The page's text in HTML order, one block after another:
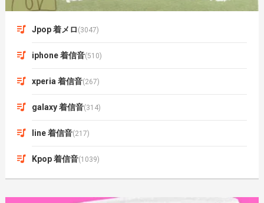
Jpop 着メロ (3047)
iphone 着信音(510)
xperia 着信音(267)
galaxy 着信音(314)
line 着信音(217)
Kpop 着信音(1039)